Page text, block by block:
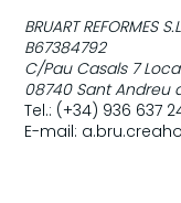
BRUART REFORMES S.L
B67384792
C/Pau Casals 7
08740 Sant Andreu
Tel.: (+34) 936 637
E-mail: